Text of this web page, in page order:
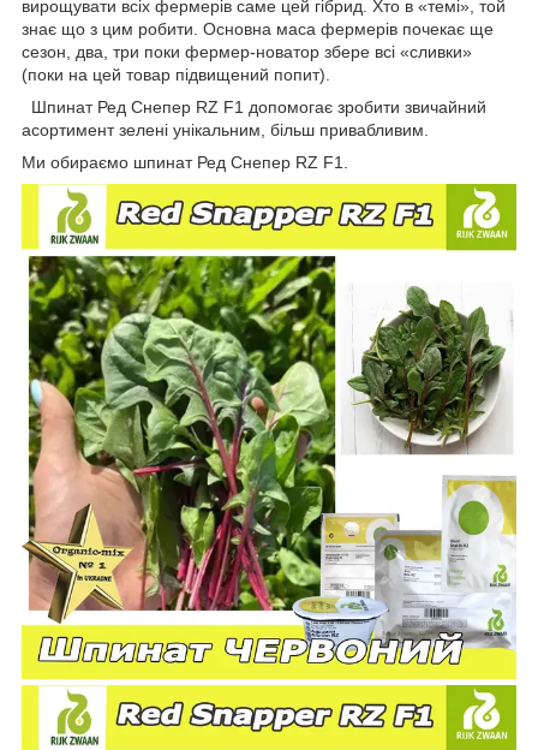
вирощувати всіх фермерів саме цей гібрид. Хто в «темі», той
знає що з цим робити. Основна маса фермерів почекає ще
сезон, два, три поки фермер-новатор збере всі «сливки»
(поки на цей товар підвищений попит).
Шпинат Ред Снепер RZ F1 допомогає зробити звичайний
асортимент зелені унікальним, більш привабливим.
Ми обираємо шпинат Ред Снепер RZ F1.